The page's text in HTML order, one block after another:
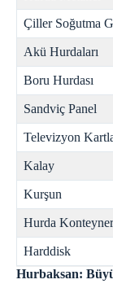
Çiller Soğutma
Akü Hurdaları
Boru Hurdası
Sandviç Panel
Televizyon
Kalay
Kurşun
Hurda Konteyner
Harddisk
Hurbaksan: